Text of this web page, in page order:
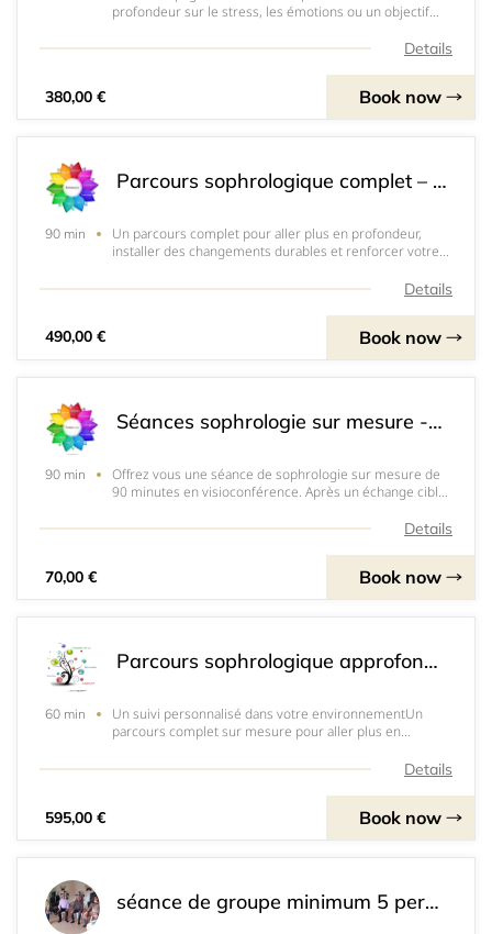
profondeur sur le stress, les émotions ou un objectif
à mieux gérer le stress, les émotions et retrouver un
Details
380,00 € Book now
Parcours sophrologique complet – 8 séances (Visio)
90 min
Un parcours complet pour aller plus en profondeur,
installer des changements durables et renforcer votre
est un suivi complet de votre cheminement vers votre
Details
490,00 € Book now
Séances sophrologie sur mesure - 90min (en Visio)
90 min
Offrez vous une séance de sophrologie sur mesure de
90 minutes en visioconférence. Après un échange ciblé,
confiance, préparation d’examen etc. ) Nous
Details
70,00 € Book now
Parcours sophrologique approfondi – 8 séances (à domicile)
60 min
Un suivi personnalisé dans votre environnementUn
parcours complet sur mesure pour aller plus en
renforcer votre autonomie dans votre mieux-être. Cet
Details
595,00 € Book now
séance de groupe minimum 5 personnes